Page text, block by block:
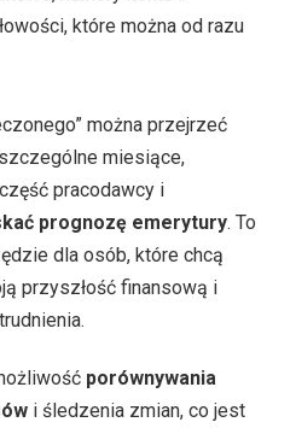
które można od razu
można przejrzeć
miesiące,
pracodawcy i
prognozę emerytury. To
dla osób, które chcą
przyszłość finansową i
porównywania
i śledzenia zmian, co jest